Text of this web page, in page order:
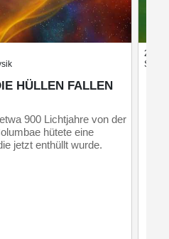
HÜLLEN FALLEN
900 Lichtjahre von der
hütete eine
jetzt enthüllt wurde.